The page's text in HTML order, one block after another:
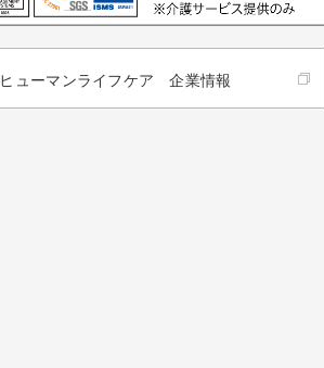
ヒューマンライフケア 企業情報